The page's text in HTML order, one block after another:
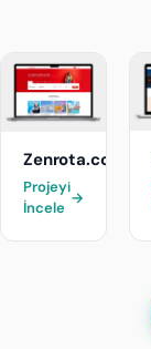
Zenrota.com
Projeyi
İncele
→